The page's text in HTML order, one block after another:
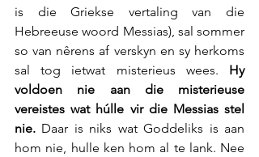
is die Griekse vertaling van die
Hebreeuse woord Messias), sal sommer
so van nêrens af verskyn en sy herkoms
sal tog ietwat misterieus wees. Hy
voldoen nie aan die misterieuse
vereistes wat húlle vir die Messias stel
nie. Daar is niks wat Goddeliks is aan
hom nie, hulle ken hom al te lank. Nee